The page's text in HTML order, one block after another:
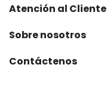
Atención al Cliente
Sobre nosotros
Contáctenos